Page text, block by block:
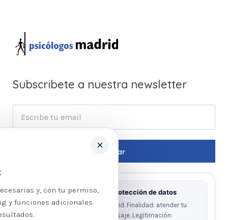
Subscribete a nuestra newsletter
Información básica sobre protección de datos
Responsable: Psicologos Madrid. Finalidad: atender tu
solicitud y responder a tu mensaje. Legitimación:
×
y, con tu permiso,
y funciones adicionales